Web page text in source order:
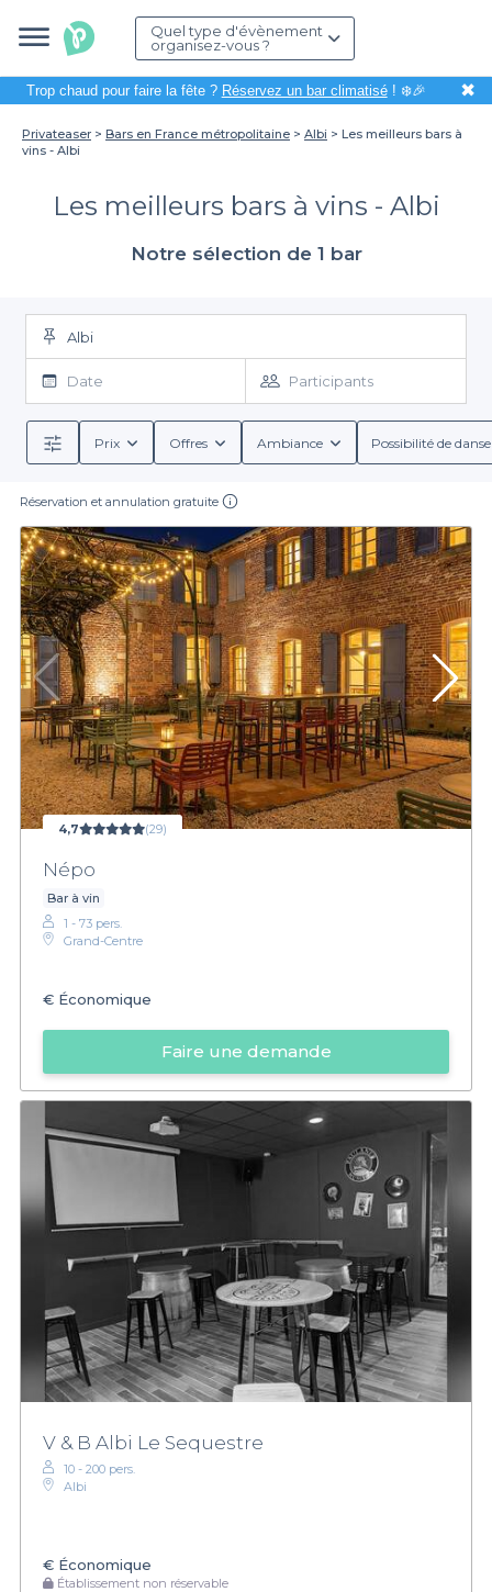
Quel type d'évènement
organisez-vous ?
Trop chaud pour faire la fête ? Réservez un bar climatisé! ❄️🎉 ✖
Privateaser Bars en France métropolitaine Albi
Les meilleurs bars à
vins - Albi
Les meilleurs bars à vins - Albi
Notre sélection de 1 bar
Albi
Date Participants
Prix Offres Ambiance Possibilité de
Réservation et annulation gratuite
4,7 (29)
Népo
Bar à vin
1 - 73 pers.
Grand-Centre
€ Économique
Faire une demande
V & B Albi Le Sequestre
10 - 200 pers.
Albi
€ Économique
Établissement non réservable